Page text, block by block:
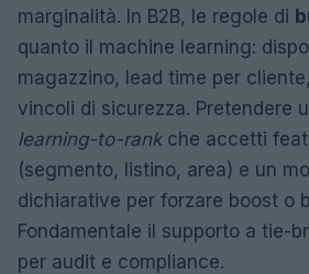
marginalità. In B2B, le regole di
quanto il machine learning:
magazzino, lead time per
vincoli di sicurezza. Pretendere
learning-to-rankche accetti
(segmento, listino, area) e un
dichiarative per forzare boost o
Fondamentale il supporto a tie-
per audit e compliance.